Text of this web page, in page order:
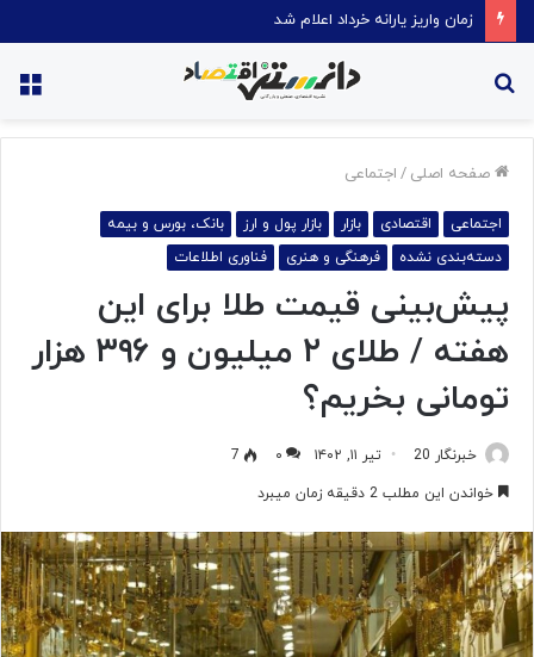
قیمت روغن دریکسال رکورد زد
صفحه اصلی / اجتماعی
اجتماعی اقتصادی بازار بازار پول و ارز
بانک، بورس و بیمه
دسته‌بندی نشده
فرهنگی و هنری فناوری اطلاعات
پیش‌بینی قیمت طلا برای این
هفته / طلای ۲ میلیون و ۳۹۶ هزار
تومانی بخریم؟
خبرنگار 20 تیر ۱۱, ۱۴۰۲ ۰
7
خواندن این مطلب 2 دقیقه زمان میبرد